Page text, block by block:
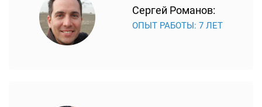
Сергей Романов:
ОПЫТ РАБОТЫ: 7 ЛЕТ